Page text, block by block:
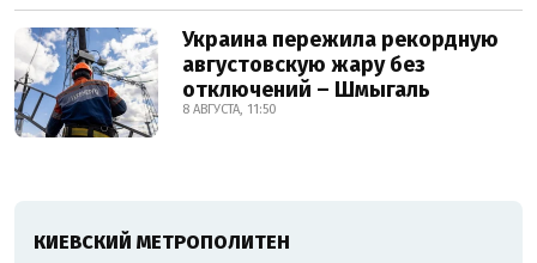
Украина пережила рекордную
августовскую жару без
отключений – Шмыгаль
8 АВГУСТА, 11:50
КИЕВСКИЙ МЕТРОПОЛИТЕН